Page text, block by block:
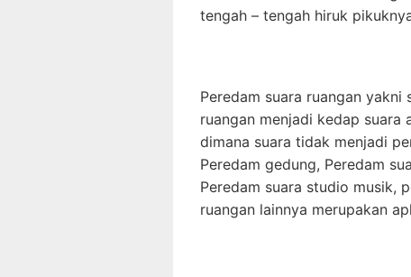
tengah – tengah hiruk
Peredam suara ruangan
ruangan menjadi kedap
dimana suara tidak menjadi
Peredam gedung, Peredam
Peredam suara studio musik,
ruangan lainnya merupakan